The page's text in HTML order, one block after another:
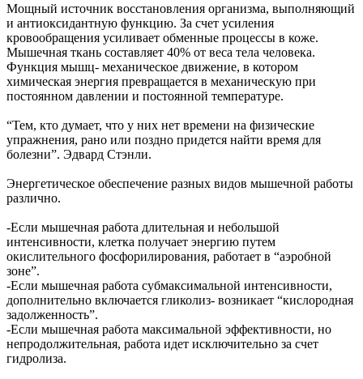
Мощный источник восстановления организма, выполняющий
и антиоксидантную функцию. За счет усиления
кровообращения усиливает обменные процессы в коже.
Мышечная ткань составляет 40% от веса тела человека.
Функция мышц- механическое движение, в котором
химическая энергия превращается в механическую при
постоянном давлении и постоянной температуре.
“Тем, кто думает, что у них нет времени на физические
упражнения, рано или поздно придется найти время для
болезни”. Эдвард Стэнли.
Энергетическое обеспечение разных видов мышечной работы
различно.
-Если мышечная работа длительная и небольшой
интенсивности, клетка получает энергию путем
окислительного фосфорилирования, работает в “аэробной
зоне”.
-Если мышечная работа субмаксимальной интенсивности,
дополнительно включается гликолиз- возникает “кислородная
задолженность”.
-Если мышечная работа максимальной эффективности, но
непродолжительная, работа идет исключительно за счет
гидролиза.